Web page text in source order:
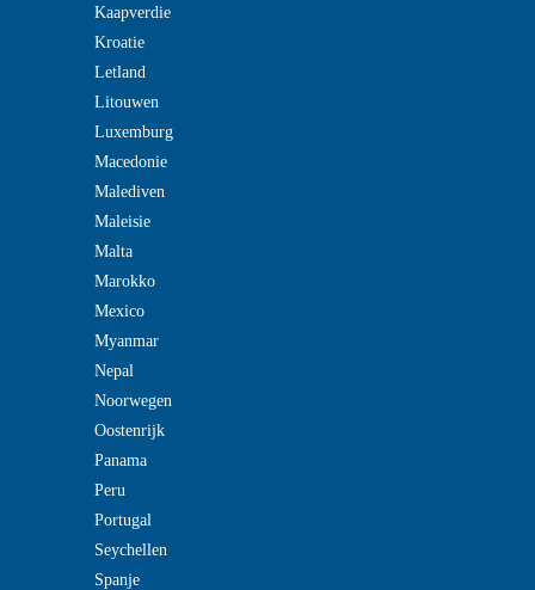
Kaapverdie
Kroatie
Letland
Litouwen
Luxemburg
Macedonie
Malediven
Maleisie
Malta
Marokko
Mexico
Myanmar
Nepal
Noorwegen
Oostenrijk
Panama
Peru
Portugal
Seychellen
Spanje